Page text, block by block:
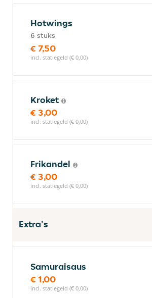
Hotwings
6 stuks
€ 7,50
incl. statiegeld (€ 0,00)
Kroket
€ 3,00
incl. statiegeld (€ 0,00)
Frikandel
€ 3,00
incl. statiegeld (€ 0,00)
Extra's
Samuraisaus
€ 1,00
incl. statiegeld (€ 0,00)